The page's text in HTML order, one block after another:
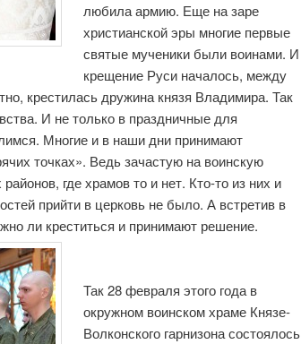
любила армию. Еще на заре
христианской эры многие первые
святые мученики были воинами. И
крещение Руси началось, между
крестилась дружина князя Владимира. Так
И не только в праздничные для
Многие и в наши дни принимают
точках». Ведь зачастую на воинскую
где храмов то и нет. Кто-то из них и
прийти в церковь не было. А встретив в
ли креститься и принимают решение.
Так 28 февраля этого года в
окружном воинском храме Князе-
Волконского гарнизона состоялось